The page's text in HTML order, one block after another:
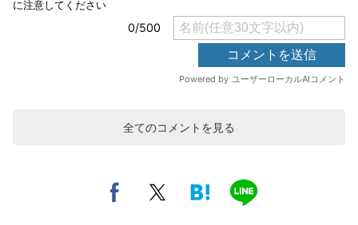
全てのコメントを見る